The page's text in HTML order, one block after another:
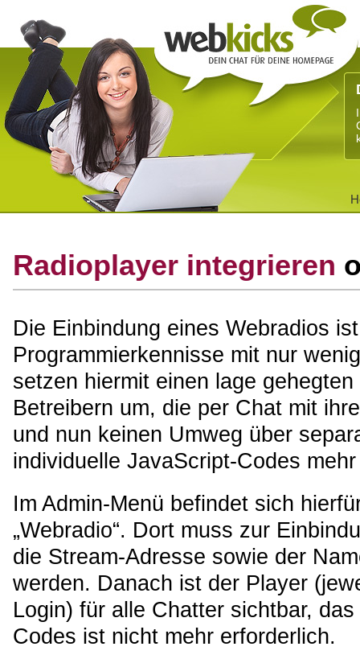
Radioplayer integrieren
Die Einbindung eines Webradios
Programmierkennisse mit nur
setzen hiermit einen lage
Betreibern um, die per Chat mit
und nun keinen Umweg über
individuelle JavaScript-Codes
Im Admin-Menü befindet sich
„Webradio“. Dort muss zur
die Stream-Adresse sowie der
werden. Danach ist der Player
Login) für alle Chatter sichtbar,
Codes ist nicht mehr erforderlich.